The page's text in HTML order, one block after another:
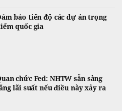
bảo tiến độ các dự án trọng
quốc gia
chức Fed: NHTW sẵn sàng
lãi suất nếu điều này xảy ra